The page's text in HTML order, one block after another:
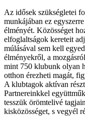
Az idősek szükségletei
munkájában ez
élményét. Közösséget
elfoglaltságok kereteit
múlásával sem kell
élményekről, a
mint 750 klubunk olyan
otthon érezheti magát,
A klubtagok aktívan
Partnereinkkel
tesszük örömtelivé
kisközösséget, s vegyél